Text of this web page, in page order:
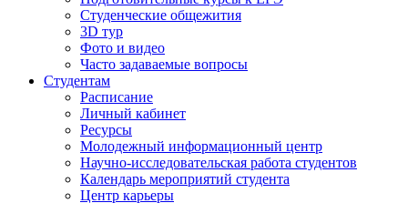
Студенческие общежития
3D тур
Фото и видео
Часто задаваемые вопросы
Студентам
Расписание
Личный кабинет
Ресурсы
Молодежный информационный центр
Научно-исследовательская работа студентов
Календарь мероприятий студента
Центр карьеры